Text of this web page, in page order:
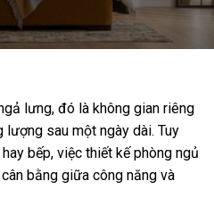
lưng, đó là không gian riêng
sau một ngày dài. Tuy
bếp, việc thiết kế phòng ngủ
bằng giữa công năng và